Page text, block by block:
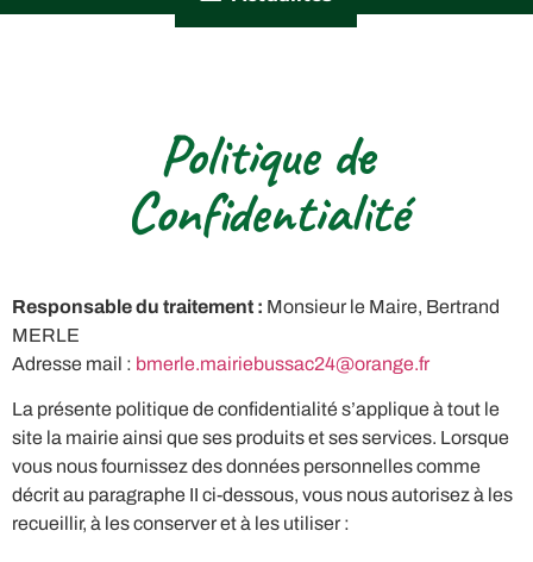
Politique de
Confidentialité
Responsable du traitement : Monsieur le Maire, Bertrand
MERLE
Adresse mail : bmerle.mairiebussac24@orange.fr
La présente politique de confidentialité s’applique à tout le
site la mairie ainsi que ses produits et ses services. Lorsque
vous nous fournissez des données personnelles comme
décrit au paragraphe II ci-dessous, vous nous autorisez à les
recueillir, à les conserver et à les utiliser :